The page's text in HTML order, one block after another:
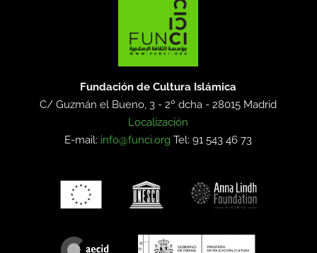
Fundación de Cultura Islámica
C/ Guzmán el Bueno, 3 - 2º dcha -28015 Madrid
Localización
E-mail: info@funci.org Tel: 91 543 46 73